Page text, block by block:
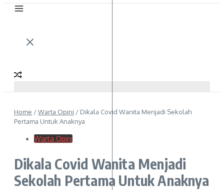
Home /Warta Opini / Dikala Covid Wanita Menjadi Sekolah
Pertama Untuk Anaknya
Warta Opini
Dikala Covid Wanita Menjadi
Sekolah Pertama Untuk Anaknya